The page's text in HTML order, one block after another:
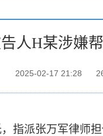
人H某涉嫌
2025-02-17 21:28
指派张万军律师